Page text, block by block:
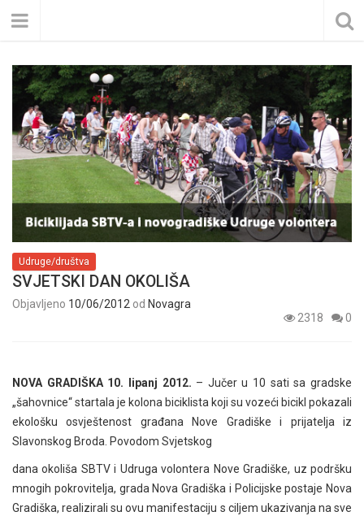
Udruge/društva
SVJETSKI DAN OKOLIŠA
Objavljeno 10/06/2012 od Novagra
2318
0
NOVA GRADIŠKA 10. lipanj 2012. – Jučer u 10 sati sa gradske
„šahovnice“ startala je kolona biciklista koji su vozeći bicikl pokazali
ekološku osvještenost građana Nove Gradiške i prijatelja iz
Slavonskog Broda. Povodom Svjetskog
dana okoliša SBTV i Udruga volontera Nove Gradiške, uz podršku
mnogih pokrovitelja, grada Nova Gradiška i Policijske postaje Nova
Gradiška, realizirali su ovu manifestaciju s ciljem ukazivanja na sve